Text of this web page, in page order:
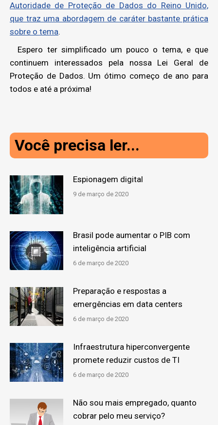
Autoridade de Proteção de Dados do Reino Unido,
que traz uma abordagem de caráter bastante prática
sobre o tema.
Espero ter simplificado um pouco o tema, e que
continuem interessados pela nossa Lei Geral de
Proteção de Dados. Um ótimo começo de ano para
todos e até a próxima!
Você precisa ler...
Espionagem digital
9 de março de 2020
Brasil pode aumentar o PIB com
inteligência artificial
6 de março de 2020
Preparação e respostas a
emergências em data centers
6 de março de 2020
Infraestrutura hiperconvergente
promete reduzir custos de TI
6 de março de 2020
Não sou mais empregado, quanto
cobrar pelo meu serviço?